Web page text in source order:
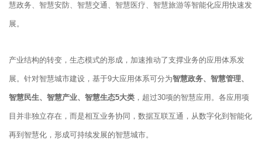
慧政务、智慧安防、智慧交通、智慧医疗、智慧旅游等智能化应用快速发
展。
产业结构的转变，生态模式的形成，加速推动了支撑业务的应用体系发
展。针对智慧城市建设，基于9大应用体系可分为智慧政务、智慧管理、
智慧民生、智慧产业、智慧生态5大类 ，超过30项的智慧应用。各应用项
目并非独立存在，而是相互业务协同，数据互联互通，从数字化到智能化
再到智慧化，形成可持续发展的智慧城市。